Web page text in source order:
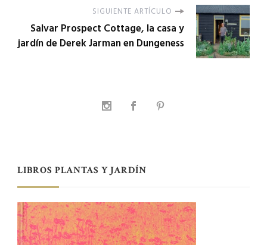
SIGUIENTE ARTÍCULO
Salvar Prospect Cottage, la casa y
jardín de Derek Jarman en Dungeness
LIBROS PLANTAS Y JARDÍN